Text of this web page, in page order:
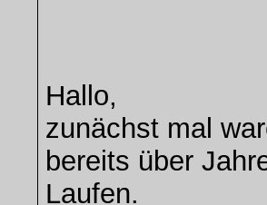
Hallo,
zunächst mal
bereits über
Laufen.